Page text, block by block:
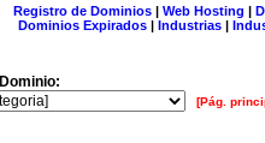
Registro de Dominios| Web Hosting |
Dominios Expirados | Industrias |
[Pág.